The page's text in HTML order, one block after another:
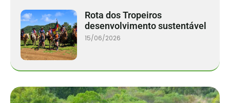
Rota dos Tropeiros
desenvolvimento sustentável
15/06/2026